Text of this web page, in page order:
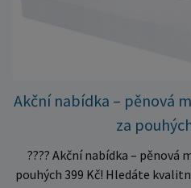
podklad za
Akční nabídka – pěnová
za
???? Akční nabídka – pěnová
pouhých 399 Kč! Hledáte